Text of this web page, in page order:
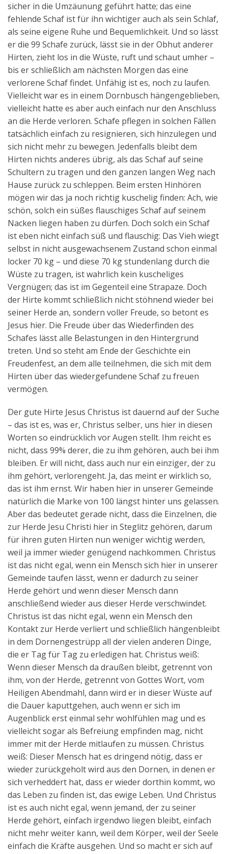
sicher in die Umzäunung geführt hatte; das eine
fehlende Schaf ist für ihn wichtiger auch als sein Schlaf,
als seine eigene Ruhe und Bequemlichkeit. Und so lässt
er die 99 Schafe zurück, lässt sie in der Obhut anderer
Hirten, zieht los in die Wüste, ruft und schaut umher –
bis er schließlich am nächsten Morgen das eine
verlorene Schaf findet. Unfähig ist es, noch zu laufen.
Vielleicht war es in einem Dornbusch hängengeblieben,
vielleicht hatte es aber auch einfach nur den Anschluss
an die Herde verloren. Schafe pflegen in solchen Fällen
tatsächlich einfach zu resignieren, sich hinzulegen und
sich nicht mehr zu bewegen. Jedenfalls bleibt dem
Hirten nichts anderes übrig, als das Schaf auf seine
Schultern zu tragen und den ganzen langen Weg nach
Hause zurück zu schleppen. Beim ersten Hinhören
mögen wir das ja noch richtig kuschelig finden: Ach, wie
schön, solch ein süßes flauschiges Schaf auf seinem
Nacken liegen haben zu dürfen. Doch solch ein Schaf
ist eben nicht einfach süß und flauschig: Das Vieh wiegt
selbst in nicht ausgewachsenem Zustand schon einmal
locker 70 kg – und diese 70 kg stundenlang durch die
Wüste zu tragen, ist wahrlich kein kuscheliges
Vergnügen; das ist im Gegenteil eine Strapaze. Doch
der Hirte kommt schließlich nicht stöhnend wieder bei
seiner Herde an, sondern voller Freude, so betont es
Jesus hier. Die Freude über das Wiederfinden des
Schafes lässt alle Belastungen in den Hintergrund
treten. Und so steht am Ende der Geschichte ein
Freudenfest, an dem alle teilnehmen, die sich mit dem
Hirten über das wiedergefundene Schaf zu freuen
vermögen.
Der gute Hirte Jesus Christus ist dauernd auf der Suche
– das ist es, was er, Christus selber, uns hier in diesen
Worten so eindrücklich vor Augen stellt. Ihm reicht es
nicht, dass 99% derer, die zu ihm gehören, auch bei ihm
bleiben. Er will nicht, dass auch nur ein einziger, der zu
ihm gehört, verlorengeht. Ja, das meint er wirklich so,
das ist ihm ernst. Wir haben hier in unserer Gemeinde
natürlich die Marke von 100 längst hinter uns gelassen.
Aber das bedeutet gerade nicht, dass die Einzelnen, die
zur Herde Jesu Christi hier in Steglitz gehören, darum
für ihren guten Hirten nun weniger wichtig werden,
weil ja immer wieder genügend nachkommen. Christus
ist das nicht egal, wenn ein Mensch sich hier in unserer
Gemeinde taufen lässt, wenn er dadurch zu seiner
Herde gehört und wenn dieser Mensch dann
anschließend wieder aus dieser Herde verschwindet.
Christus ist das nicht egal, wenn ein Mensch den
Kontakt zur Herde verliert und schließlich hängenbleibt
in dem Dornengestrüpp all der vielen anderen Dinge,
die er Tag für Tag zu erledigen hat. Christus weiß:
Wenn dieser Mensch da draußen bleibt, getrennt von
ihm, von der Herde, getrennt von Gottes Wort, vom
Heiligen Abendmahl, dann wird er in dieser Wüste auf
die Dauer kaputtgehen, auch wenn er sich im
Augenblick erst einmal sehr wohlfühlen mag und es
vielleicht sogar als Befreiung empfinden mag, nicht
immer mit der Herde mitlaufen zu müssen. Christus
weiß: Dieser Mensch hat es dringend nötig, dass er
wieder zurückgeholt wird aus den Dornen, in denen er
sich verheddert hat, dass er wieder dorthin kommt, wo
das Leben zu finden ist, das ewige Leben. Und Christus
ist es auch nicht egal, wenn jemand, der zu seiner
Herde gehört, einfach irgendwo liegen bleibt, einfach
nicht mehr weiter kann, weil dem Körper, weil der Seele
einfach die Kräfte ausgehen. Und so macht er sich auf